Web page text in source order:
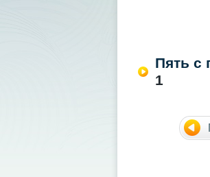
Пять с
1